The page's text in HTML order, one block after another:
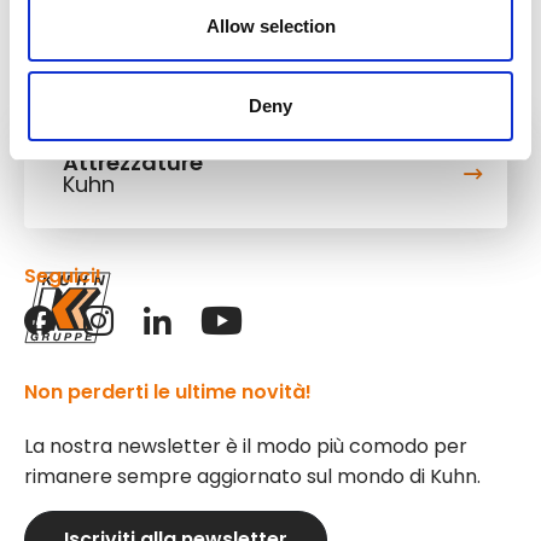
Allow selection
Deny
Attrezzature
Kuhn
Non perderti le ultime novità!
La nostra newsletter è il modo più comodo per
rimanere sempre aggiornato sul mondo di Kuhn.
Seguici!